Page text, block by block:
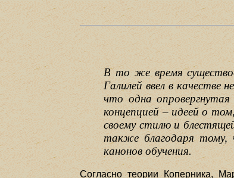
В то же время
Галилей ввел в качестве
что одна опровергнутая
концепцией – идеей о
своему стилю и
также благодаря тому,
канонов обучения.
Согласно теории Коперника,